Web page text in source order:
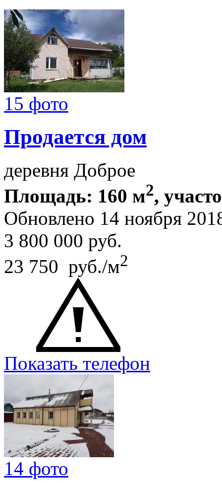
15 фото
Продается дом
деревня Доброе
Площадь: 160 м2,
Обновлено 14 ноября
3 800 000 руб.
23 750 руб./м2
Показать телефон
14 фото